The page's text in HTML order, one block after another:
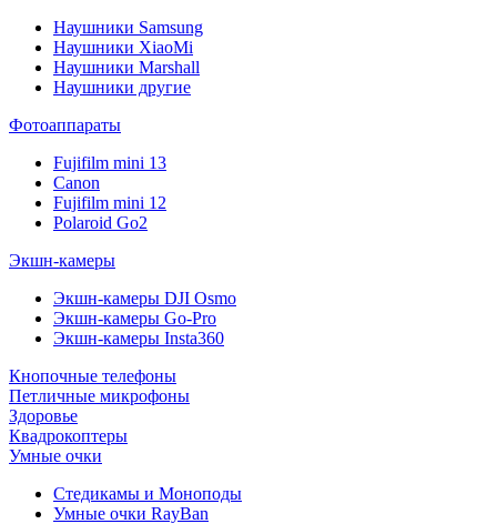
Наушники Samsung
Наушники XiaoMi
Наушники Marshall
Наушники другие
Фотоаппараты
Fujifilm mini 13
Canon
Fujifilm mini 12
Polaroid Go2
Экшн-камеры
Экшн-камеры DJI Osmo
Экшн-камеры Go-Pro
Экшн-камеры Insta360
Кнопочные телефоны
Петличные микрофоны
Здоровье
Квадрокоптеры
Умные очки
Стедикамы и Моноподы
Умные очки RayBan